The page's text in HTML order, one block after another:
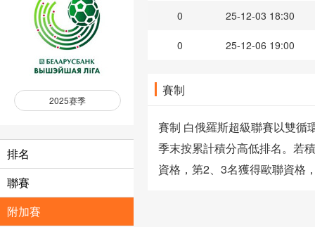
2025赛季
排名
聯賽
附加賽
0 25-12-03 18:30
0 25-12-06 19:00
賽制
賽制 白俄羅斯超級聯賽以雙循
季末按累計積分高低排名。若
資格，第2、3名獲得歐聯資格